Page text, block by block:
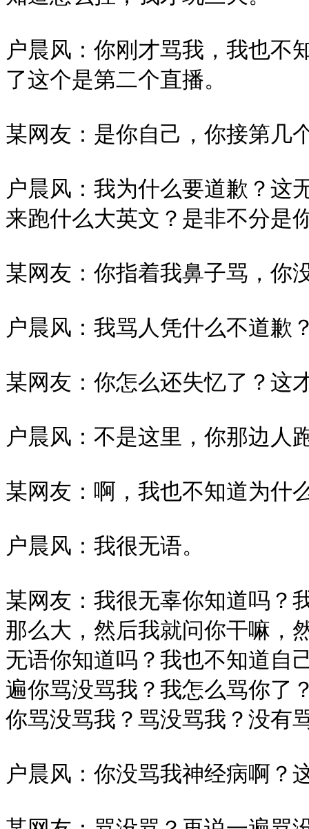
户晨风：你刚才骂我，我也不
了这个是第二个直播。
某网友：是你自己，你接第几
户晨风：我为什么要道歉？这
来跑什么大英文？是非不分是
某网友：你指着我鼻子骂，你
户晨风：我骂人凭什么不道歉
某网友：你怎么还失忆了？这
户晨风：不是这里，你那边人
某网友：啊，我也不知道为什
户晨风：我很无语。
某网友：我很无辜你知道吗？
那么大，然后我就问你干嘛，
无语你知道吗？我也不知道自
遍你骂没骂我？我怎么骂你了
你骂没骂我？骂没骂我？没有
户晨风：你没骂我神经病啊？